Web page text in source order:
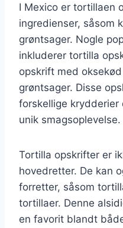
I Mexico er tortillaen
ingredienser, såsom
grøntsager. Nogle
inkluderer tortilla
opskrift med
grøntsager. Disse
forskellige krydderier
unik smagsoplevelse.
Tortilla opskrifter er
hovedretter. De kan
forretter, såsom
tortillaer. Denne
en favorit blandt